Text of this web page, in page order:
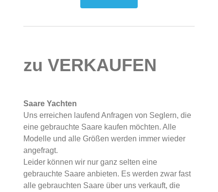
zu VERKAUFEN
Saare Yachten
Uns erreichen laufend Anfragen von Seglern, die
eine gebrauchte Saare kaufen möchten. Alle
Modelle und alle Größen werden immer wieder
angefragt.
Leider können wir nur ganz selten eine
gebrauchte Saare anbieten. Es werden zwar fast
alle gebrauchten Saare über uns verkauft, die